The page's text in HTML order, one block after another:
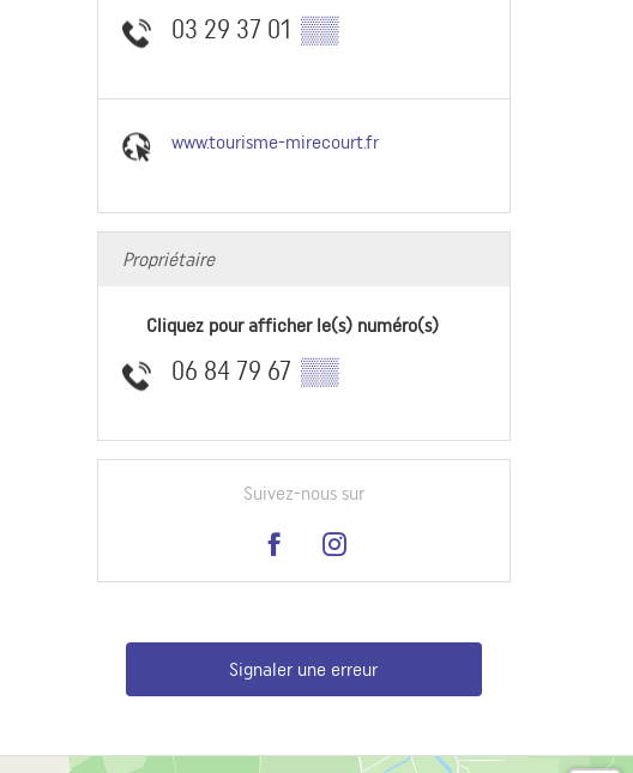
03 29 37 01 ▒▒
www.tourisme-mirecourt.fr
Propriétaire
Cliquez pour afficher le(s) numéro(s)
06 84 79 67 ▒▒
Suivez-nous sur
Signaler une erreur